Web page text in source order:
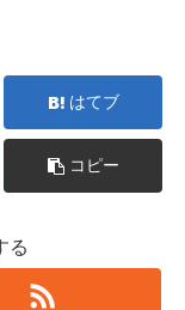
はてブ
コピー
る